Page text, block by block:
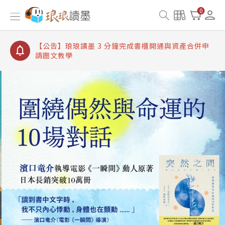
0
【公告】琅琅讀墨書櫃開通常見問題
【公告】琅琅讀墨 3 分鐘完成書櫃開通與資產合併申
【公告】琅琅書店服務升級重要說明及資產合併結果
查詢
【公告】琅琅讀墨數位閱讀資產合併與書櫃開通申請